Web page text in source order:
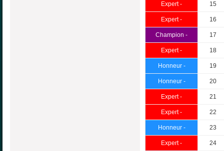
Expert - 15
Expert - 16
Champion - 17
Expert - 18
Honneur - 19
Honneur - 20
Expert - 21
Expert - 22
Honneur - 23
Expert - 24